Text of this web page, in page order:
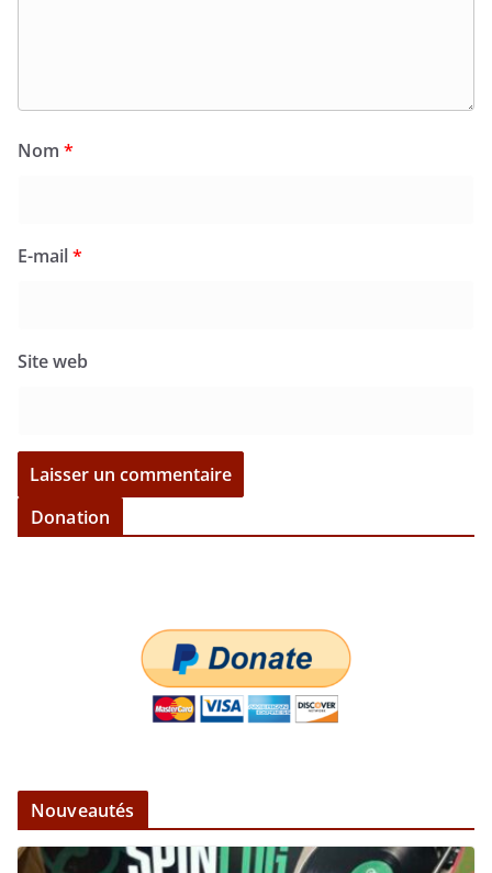
Nom *
E-mail*
Site web
Donation
Nouveautés